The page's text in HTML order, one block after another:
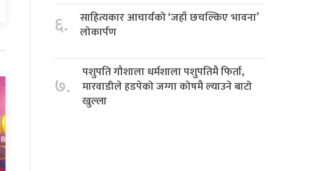
६.
साहित्यकार आचार्यको ‘जहाँ छचल्किए भावना’
लोकार्पण
७.
पशुपति गौशाला धर्मशाला पशुपतिमै फिर्ता,
मारवाडीले हडपेको जग्गा कोषमै ल्याउने बाटो
खुल्ला